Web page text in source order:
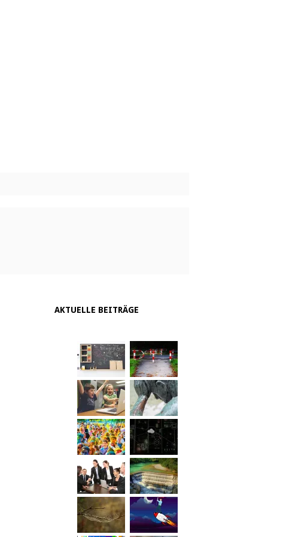
AKTUELLE BEITRÄGE